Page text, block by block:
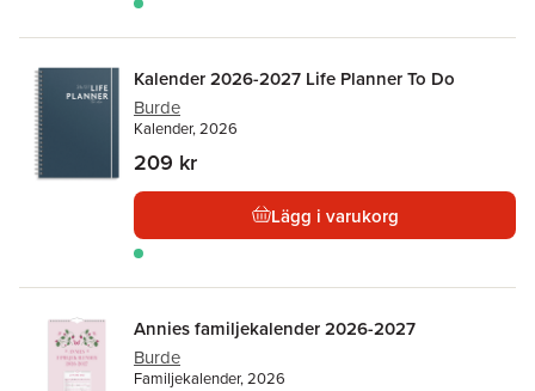
Kalender 2026-2027 Life Planner To Do
Burde
Kalender, 2026
209 kr
Lägg i varukorg
Annies familjekalender 2026-2027
Burde
Familjekalender, 2026